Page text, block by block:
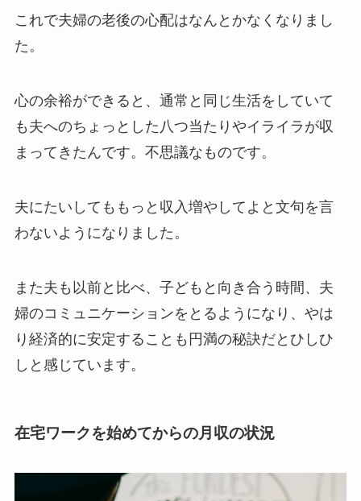
これで夫婦の老後の心配はなんとかなくなりまし
た。
心の余裕ができると、通常と同じ生活をしていて
も夫へのちょっとした八つ当たりやイライラが収
まってきたんです。不思議なものです。
夫にたいしてももっと収入増やしてよと文句を言
わないようになりました。
また夫も以前と比べ、子どもと向き合う時間、夫
婦のコミュニケーションをとるようになり、やは
り経済的に安定することも円満の秘訣だとひしひ
しと感じています。
在宅ワークを始めてからの月収の状況